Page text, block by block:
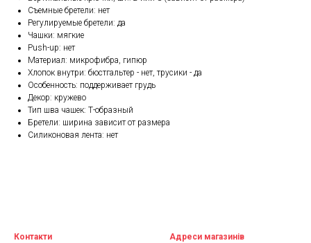
Съемные бретели: нет
Регулируемые бретели: да
Чашки: мягкие
Push-up: нет
Материал: микрофибра, гипюр
Хлопок внутри: бюстгальтер - нет, трусики - да
Особенность: поддерживает грудь
Декор: кружево
Тип шва чашек: Т-образный
Бретели: ширина зависит от размера
Силиконовая лента: нет
Контакти Адреси магазинів